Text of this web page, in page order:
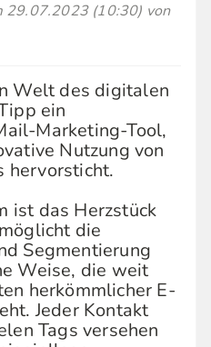
29.07.2023 (10:30) von
Welt des digitalen
ein
Marketing-Tool,
Nutzung von
hervorsticht.
ist das Herzstück
die
Segmentierung
Weise, die weit
herkömmlicher E-
Jeder Kontakt
Tags versehen